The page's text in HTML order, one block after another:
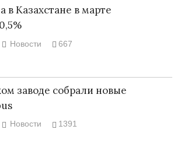
в Казахстане в марте
Новости 667
заводе собрали новые
Новости 1391